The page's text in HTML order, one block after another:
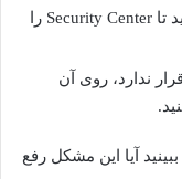
در پنجره Services به پایین اسکرول کنید تا Security Center را
اگر وضعیت آن بر روی حالت running قرار ندارد، روی آن
آیا این مشکل رفع